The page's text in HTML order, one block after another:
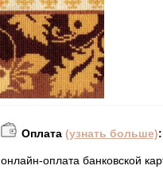
Оплата (узнать больше):
онлайн-оплата банковской